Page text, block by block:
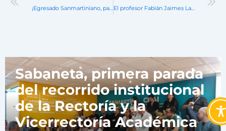
¡Egresado Sanmartiniano, participa y lidera! Tu puedes ser el próximo Egresado Miembro del Consejo Superior para el periodo 2024-2026 El profesor Fabián Jaimes Lara presenta su libro Paso a paso para constituir una Institución de Educación Superior en Colombia”.
Sabaneta, primera parada
del recorrido institucional
de la Rectoría y la
Vicerrectoría Académica